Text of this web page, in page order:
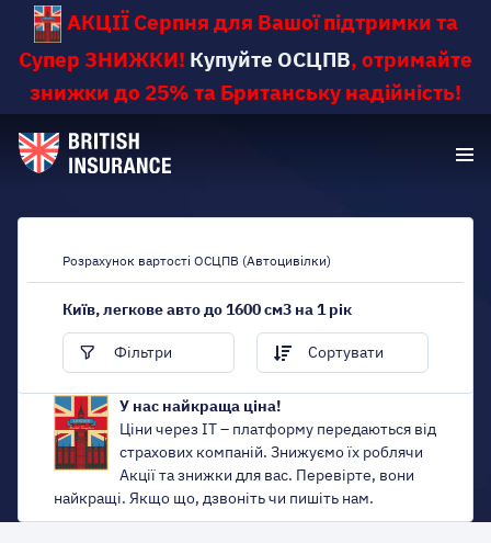
АКЦІЇ Серпня для Вашої підтримки та
Супер ЗНИЖКИ! Купуйте ОСЦПВ, отримайте
знижки до 25% та Британську надійність!
Розрахунок вартості ОСЦПВ (Автоцивілки)
Київ, легкове авто до 1600 см3 на 1 рік
Фільтри Сортувати
У нас найкраща ціна!
Ціни через IT – платформу передаються від
страхових компаній. Знижуємо їх роблячи
Акції та знижки для вас. Перевірте, вони
найкращі. Якщо що, дзвоніть чи пишіть нам.